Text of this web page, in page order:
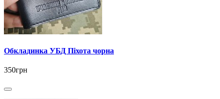
Обкладинка УБД Піхота чорна
350грн